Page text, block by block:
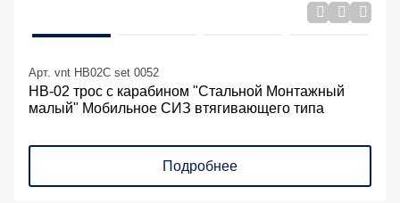
Арт. vnt HB02C set 0052
НВ-02 трос с карабином "Стальной Монтажный
малый" Мобильное СИЗ втягивающего типа
Подробнее